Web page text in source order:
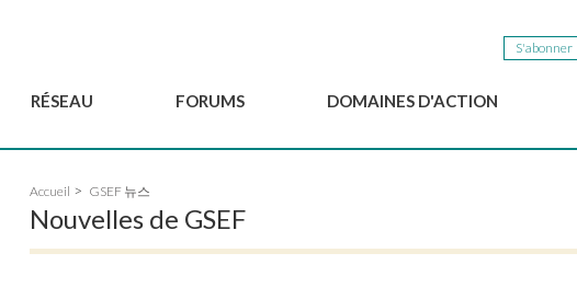
S'abonner
RÉSEAU
Comité Consultatif
Les membres
FORUMS
MexicoGSEF2021
DOMAINES D'ACTION
Accueil GSEF 뉴스
Nouvelles de GSEF